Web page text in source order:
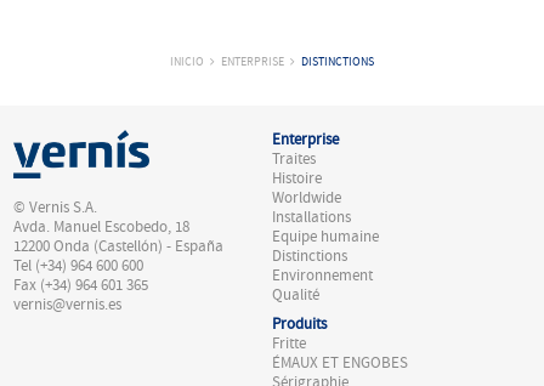
INICIO ENTERPRISE DISTINCTIONS
© Vernis S.A.
Avda. Manuel Escobedo, 18
12200 Onda (Castellón) - España
Tel (+34) 964 600 600
Fax (+34) 964 601 365
vernis@vernis.es
Enterprise
Traites
Histoire
Worldwide
Installations
Equipe humaine
Distinctions
Environnement
Qualité
Produits
Fritte
ÉMAUX ET ENGOBES